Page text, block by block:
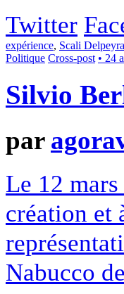
Twitter
expérience, Scali
Politique Cross-post • 24
Silvio
par
Le 12
création et
Nabucco